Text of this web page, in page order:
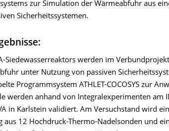
zur Simulation der Wärmeabfuhr aus
Sicherheitssystemen.
Siedewasserreaktors werden im
unter Nutzung von passiven
Programmsystem ATHLET-COCOSYS zur
werden anhand von Integralexperimenten am
in Karlstein validiert. Am Versuchstand wird
aus 12 Hochdruck-Thermo-Nadelsonden und